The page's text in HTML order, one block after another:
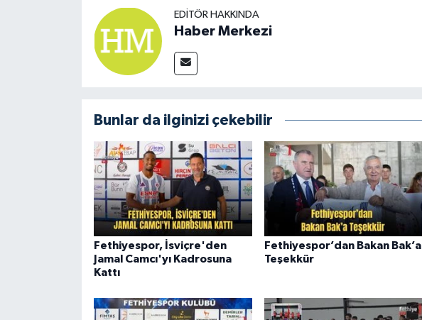
EDITÖR HAKKINDA
Haber Merkezi
Bunlar da ilginizi çekebilir
Fethiyespor, İsviçre'den
Jamal Camcı'yı Kadrosuna
Kattı
Fethiyespor’dan Bakan Bak’a
Teşekkür